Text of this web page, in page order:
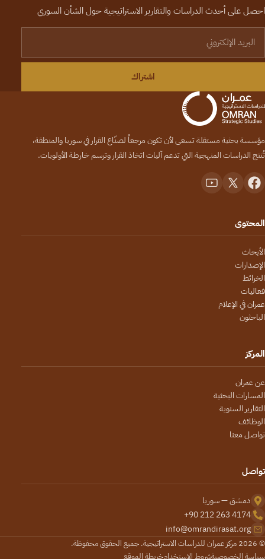
احصل على أحدث الدراسات والتقارير الاستراتيجية حول الشأن السوري
اشتراك
مؤسسة بحثية مستقلة تسعى لأن تكون مرجعاً لصنّاع القرار في سوريا والمنطقة،
تُنتج الدراسات المنهجية التي تدعم آليات اتخاذ القرار وترسم خارطة الأولويات.
المحتوى
الأبحاث
الإصدارات
الخرائط
فعاليات
عمران في الإعلام
الباحثون
المركز
عن عمران
المسارات البحثية
التقارير السنوية
الوظائف
تواصل معنا
تواصل
دمشق — سوريا
+90 212 263 4174
info@omrandirasat.org
© 2026 مركز عمران للدراسات الاستراتيجية. جميع الحقوق محفوظة.
سياسة الخصوصيةشروط الاستخدامخريطة الموقع